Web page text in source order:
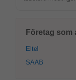
Företag som
Eltel
SAAB